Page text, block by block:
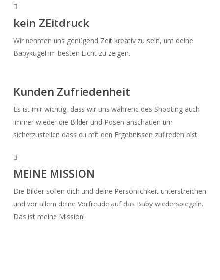
kein ZEitdruck
Wir nehmen uns genügend Zeit kreativ zu sein, um deine
Babykugel im besten Licht zu zeigen.
Kunden Zufriedenheit
Es ist mir wichtig, dass wir uns während des Shooting auch
immer wieder die Bilder und Posen anschauen um
sicherzustellen dass du mit den Ergebnissen zufireden bist.
MEINE MISSION
Die Bilder sollen dich und deine Persönlichkeit unterstreichen
und vor allem deine Vorfreude auf das Baby wiederspiegeln.
Das ist meine Mission!